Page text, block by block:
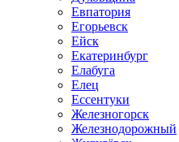
Евпатория
Егорьевск
Ейск
Екатеринбург
Елабуга
Елец
Ессентуки
Железногорск
Железнодорожный